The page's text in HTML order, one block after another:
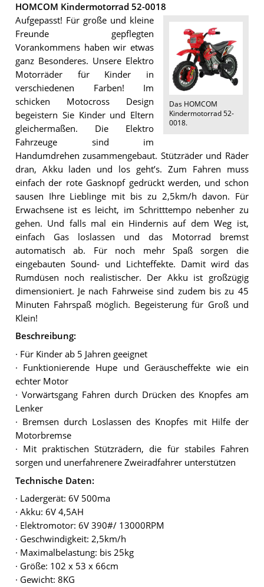
HOMCOM Kindermotorrad 52-0018
Das HOMCOM
Kindermotorrad 52-
0018.
Aufgepasst! Für große und kleine
Freunde gepflegten
Vorankommens haben wir etwas
ganz Besonderes. Unsere Elektro
Motorräder für Kinder in
verschiedenen Farben! Im
schicken Motocross Design
begeistern Sie Kinder und Eltern
gleichermaßen. Die Elektro
Fahrzeuge sind im
Handumdrehen zusammengebaut. Stützräder und Räder
dran, Akku laden und los geht’s. Zum Fahren muss
einfach der rote Gasknopf gedrückt werden, und schon
sausen Ihre Lieblinge mit bis zu 2,5km/h davon. Für
Erwachsene ist es leicht, im Schritttempo nebenher zu
gehen. Und falls mal ein Hindernis auf dem Weg ist,
einfach Gas loslassen und das Motorrad bremst
automatisch ab. Für noch mehr Spaß sorgen die
eingebauten Sound- und Lichteffekte. Damit wird das
Rumdüsen noch realistischer. Der Akku ist großzügig
dimensioniert. Je nach Fahrweise sind zudem bis zu 45
Minuten Fahrspaß möglich. Begeisterung für Groß und
Klein!
Beschreibung:
· Für Kinder ab 5 Jahren geeignet
· Funktionierende Hupe und Geräuscheffekte wie ein
echter Motor
· Vorwärtsgang Fahren durch Drücken des Knopfes am
Lenker
· Bremsen durch Loslassen des Knopfes mit Hilfe der
Motorbremse
· Mit praktischen Stützrädern, die für stabiles Fahren
sorgen und unerfahrenere Zweiradfahrer unterstützen
Technische Daten:
· Ladergerät: 6V 500ma
· Akku: 6V 4,5AH
· Elektromotor: 6V 390#/ 13000RPM
· Geschwindigkeit: 2,5km/h
· Maximalbelastung: bis 25kg
· Größe: 102 x 53 x 66cm
· Gewicht: 8KG